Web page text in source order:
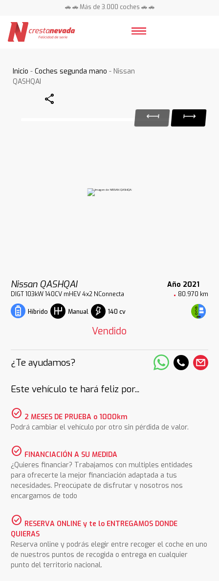
🚗 🚗 Más de 3.000 coches 🚗 🚗
Inicio -Coches segunda mano - Nissan
QASHQAI
Share
Nissan QASHQAI Año 2021
DIGT 103kW 140CV mHEV 4x2 NConnecta 80.970 km
Híbrido Manual 140 cv
Vendido
¿Te ayudamos?
Este vehículo te hará feliz por...
check_circle 2 MESES DE PRUEBA o 1000km
Podrá cambiar el vehículo por otro sin pérdida de valor.
check_circle FINANCIACIÓN A SU MEDIDA
¿Quieres financiar? Trabajamos con multiples entidades
para ofrecerte la mejor financiación adaptada a tus
necesidades. Preocúpate de disfrutar y nosotros nos
encargamos de todo
check_circle RESERVA ONLINE y te lo ENTREGAMOS DONDE
QUIERAS
Reserva online y podrás elegir entre recoger el coche en uno
de nuestros puntos de recogida o entrega en cualquier
punto del territorio nacional.